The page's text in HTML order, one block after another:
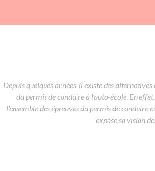
Depuis quelques années, il existe des
du permis de conduire à l’auto-école. En
l’ensemble des épreuves du permis de conduire
expose sa vision